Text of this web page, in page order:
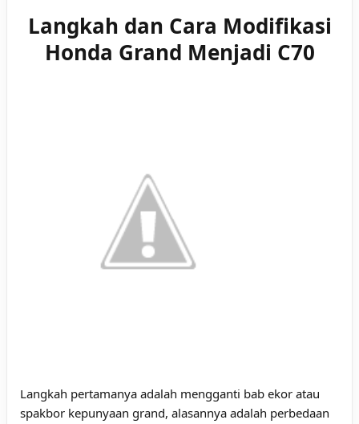
Langkah dan Cara Modifikasi
Honda Grand Menjadi C70
Langkah pertamanya adalah mengganti bab ekor atau
spakbor kepunyaan grand, alasannya adalah perbedaan